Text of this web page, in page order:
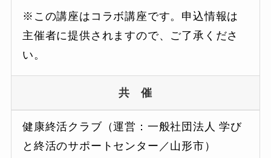
※この講座はコラボ講座です。申込情報は
主催者に提供されますので、ご了承くださ
い。
共 催
健康終活クラブ（運営：一般社団法人 学び
と終活のサポートセンター／山形市）